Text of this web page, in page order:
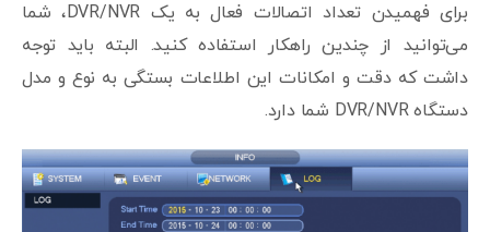
برای فهمیدن تعداد اتصالات فعال به یک DVR/NVR، شما
می‌توانید از چندین راهکار استفاده کنید. البته باید توجه
داشت که دقت و امکانات این اطلاعات بستگی به نوع و مدل
دستگاه DVR/NVR شما دارد.